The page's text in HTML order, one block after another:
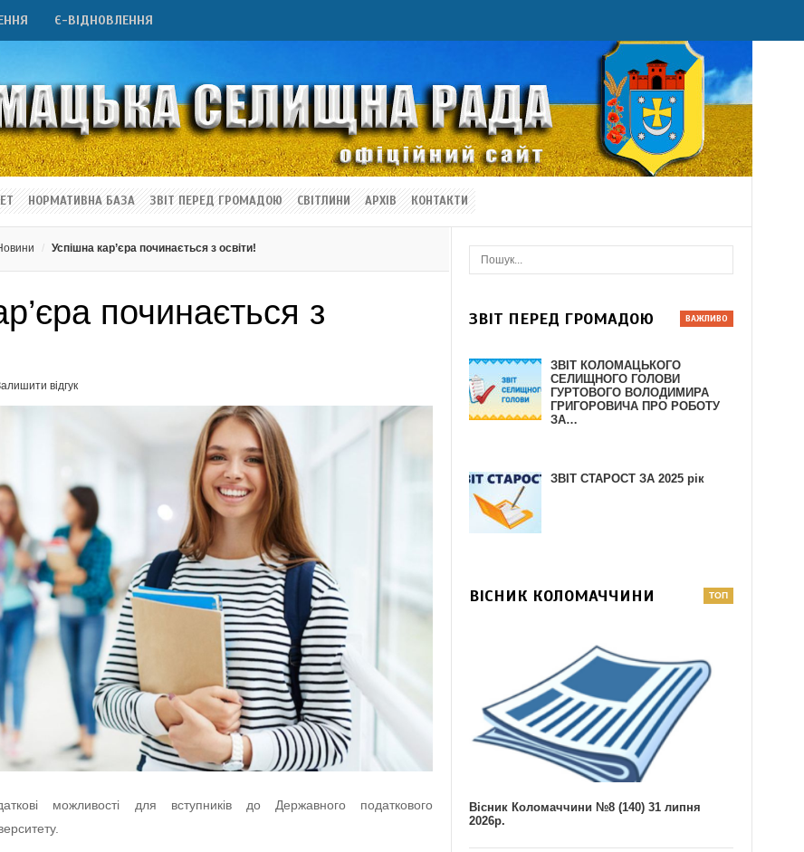
Є-ВІДНОВЛЕННЯ
НОРМАТИВНА БАЗА ЗВІТ ПЕРЕД ГРОМАДОЮ СВІТЛИНИ АРХІВ КОНТАКТИ
Успішна кар’єра починається з освіти!
починається з
відгук
можливості для вступників до Державного податкового
ЗВІТ ПЕРЕД ГРОМАДОЮ
ЗВІТ КОЛОМАЦЬКОГО
СЕЛИЩНОГО ГОЛОВИ
ГУРТОВОГО ВОЛОДИМИРА
ГРИГОРОВИЧА ПРО РОБОТУ
ЗА…
ЗВІТ СТАРОСТ ЗА 2025 рік
ВІСНИК КОЛОМАЧЧИНИ
Вісник Коломаччини №8 (140) 31 липня
2026р.